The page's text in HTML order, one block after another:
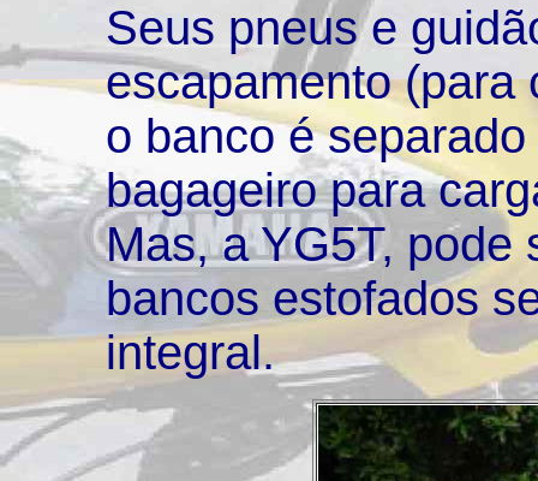
Seus pneus e
escapamento (para
o banco é
bagageiro para
Mas, a YG5T, pode
bancos estofados
integral.